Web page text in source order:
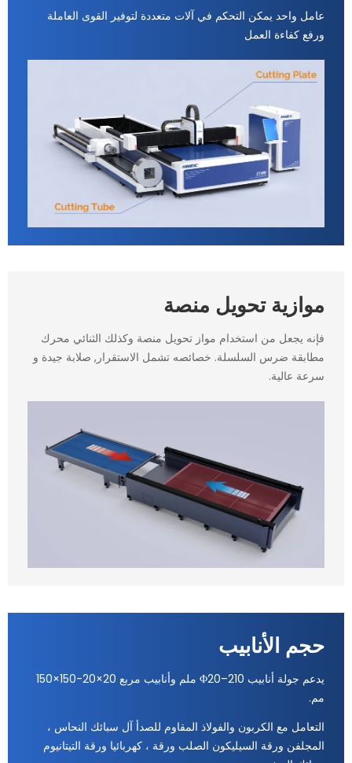
عامل واحد يمكن التحكم في آلات متعددة لتوفير القوى العاملة
ورفع كفاءة العمل
موازية تحويل منصة
فإنه يجعل من استخدام مواز تحويل منصة وكذلك الثنائي محرك
مطابقة ضرس السلسلة. خصائصه تشمل الاستقرار, صلابة جيدة و
سرعة عالية.
حجم الأنابيب
يدعم جولة أنابيب Φ20–210 ملم وأنابيب مربع 20×20-150×150
مم.
التعامل مع الكربون والفولاذ المقاوم للصدأ آل سبائك النحاس ،
المجلفن ورقة السيليكون الصلب ورقة ، كهربائيا ورقة التيتانيوم